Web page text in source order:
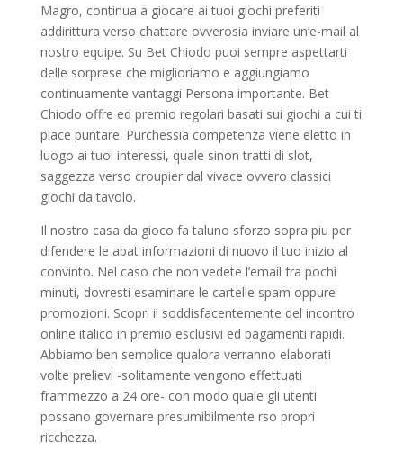
Magro, continua a giocare ai tuoi giochi preferiti
addirittura verso chattare ovverosia inviare un’e-mail al
nostro equipe. Su Bet Chiodo puoi sempre aspettarti
delle sorprese che miglioriamo e aggiungiamo
continuamente vantaggi Persona importante. Bet
Chiodo offre ed premio regolari basati sui giochi a cui ti
piace puntare. Purchessia competenza viene eletto in
luogo ai tuoi interessi, quale sinon tratti di slot,
saggezza verso croupier dal vivace ovvero classici
giochi da tavolo.
Il nostro casa da gioco fa taluno sforzo sopra piu per
difendere le abat informazioni di nuovo il tuo inizio al
convinto. Nel caso che non vedete l’email fra pochi
minuti, dovresti esaminare le cartelle spam oppure
promozioni. Scopri il soddisfacentemente del incontro
online italico in premio esclusivi ed pagamenti rapidi.
Abbiamo ben semplice qualora verranno elaborati
volte prelievi -solitamente vengono effettuati
frammezzo a 24 ore- con modo quale gli utenti
possano governare presumibilmente rso propri
ricchezza.